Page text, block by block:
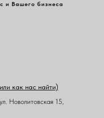
и Вашего бизнеса
Новолитовская 15,
как нас найти)